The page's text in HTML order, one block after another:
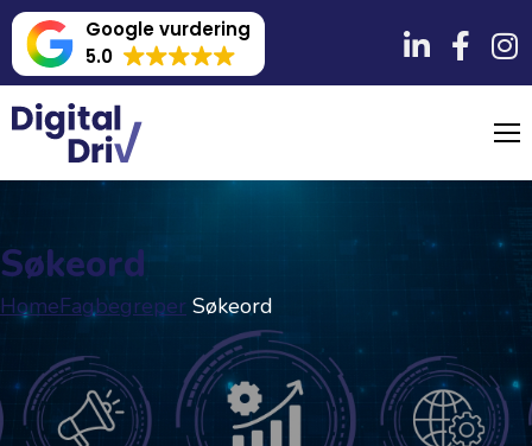
Google vurdering
5.0
Søkeord
HomeFagbegreper Søkeord